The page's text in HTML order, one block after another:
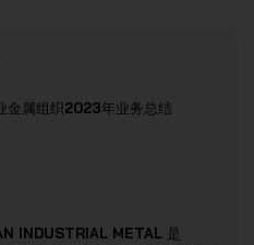
金属组织2023年业务总结
INDUSTRIAL METAL 是